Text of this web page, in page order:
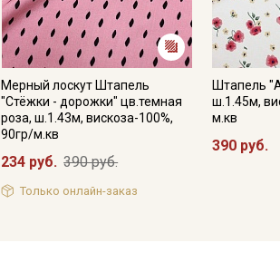
Мерный лоскут Штапель
"Стёжки - дорожки" цв.темная
роза, ш.1.43м, вискоза-100%,
90гр/м.кв
234 руб. 390 руб.
Только онлайн-заказ
Штапель
ш.1.45м,
м.кв
390 руб.